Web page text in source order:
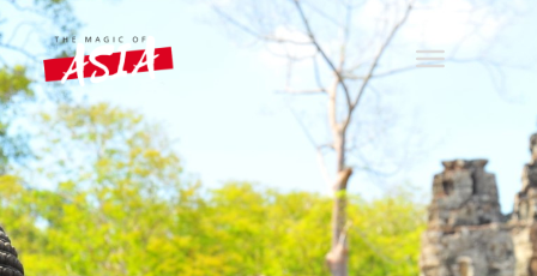
THE MAGIC OF ASIA